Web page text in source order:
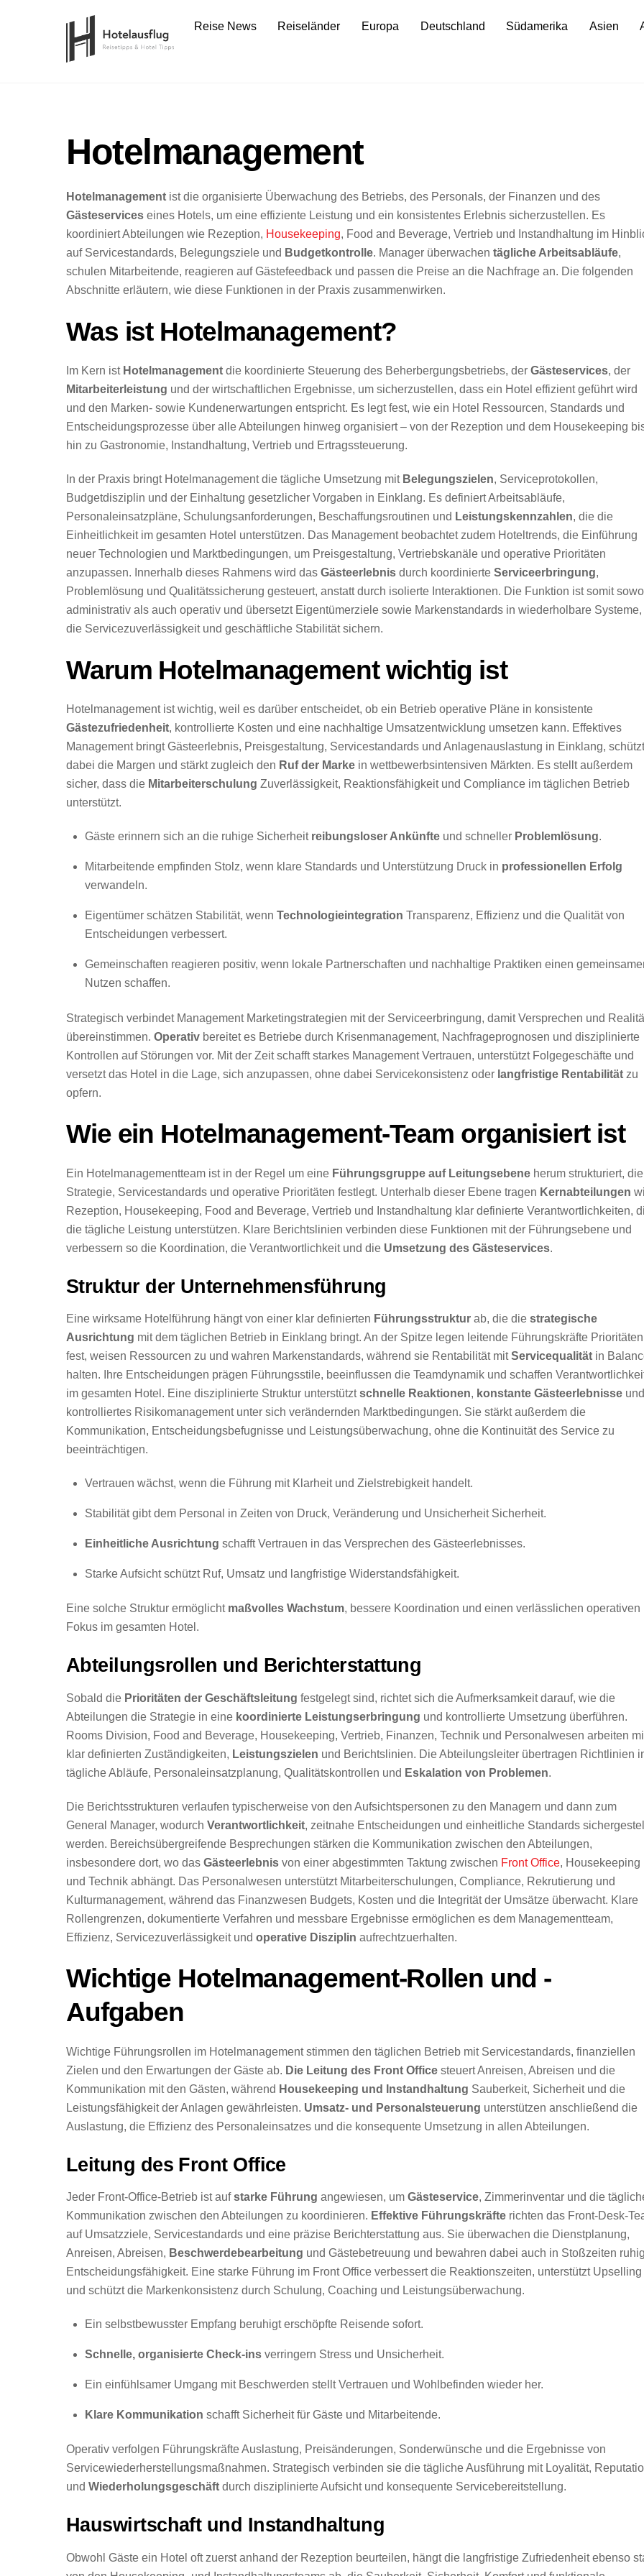
Reise News Reiseländer Europa Deutschland Südamerika Asien
Hotelmanagement
Hotelmanagement ist die organisierte Überwachung des Betriebs, des Personals, der Finanzen und des
Gästeservices eines Hotels, um eine effiziente Leistung und ein konsistentes Erlebnis sicherzustellen. Es
koordiniert Abteilungen wie Rezeption, Housekeeping, Food and Beverage, Vertrieb und Instandhaltung im
auf Servicestandards, Belegungsziele und Budgetkontrolle. Manager überwachen tägliche Arbeitsabläufe,
schulen Mitarbeitende, reagieren auf Gästefeedback und passen die Preise an die Nachfrage an. Die folgenden
Abschnitte erläutern, wie diese Funktionen in der Praxis zusammenwirken.
Was ist Hotelmanagement?
Im Kern ist Hotelmanagement die koordinierte Steuerung des Beherbergungsbetriebs, der Gästeservices, der
Mitarbeiterleistung und der wirtschaftlichen Ergebnisse, um sicherzustellen, dass ein Hotel effizient geführt wird
und den Marken- sowie Kundenerwartungen entspricht. Es legt fest, wie ein Hotel Ressourcen, Standards und
Entscheidungsprozesse über alle Abteilungen hinweg organisiert – von der Rezeption und dem Housekeeping
hin zu Gastronomie, Instandhaltung, Vertrieb und Ertragssteuerung.
In der Praxis bringt Hotelmanagement die tägliche Umsetzung mit Belegungszielen, Serviceprotokollen,
Budgetdisziplin und der Einhaltung gesetzlicher Vorgaben in Einklang. Es definiert Arbeitsabläufe,
Personaleinsatzpläne, Schulungsanforderungen, Beschaffungsroutinen und Leistungskennzahlen, die die
Einheitlichkeit im gesamten Hotel unterstützen. Das Management beobachtet zudem Hoteltrends, die Einführung
neuer Technologien und Marktbedingungen, um Preisgestaltung, Vertriebskanäle und operative Prioritäten
anzupassen. Innerhalb dieses Rahmens wird das Gästeerlebnis durch koordinierte Serviceerbringung,
Problemlösung und Qualitätssicherung gesteuert, anstatt durch isolierte Interaktionen. Die Funktion ist somit
administrativ als auch operativ und übersetzt Eigentümerziele sowie Markenstandards in wiederholbare Systeme,
die Servicezuverlässigkeit und geschäftliche Stabilität sichern.
Warum Hotelmanagement wichtig ist
Hotelmanagement ist wichtig, weil es darüber entscheidet, ob ein Betrieb operative Pläne in konsistente
Gästezufriedenheit, kontrollierte Kosten und eine nachhaltige Umsatzentwicklung umsetzen kann. Effektives
Management bringt Gästeerlebnis, Preisgestaltung, Servicestandards und Anlagenauslastung in Einklang, schützt
dabei die Margen und stärkt zugleich den Ruf der Marke in wettbewerbsintensiven Märkten. Es stellt außerdem
sicher, dass die Mitarbeiterschulung Zuverlässigkeit, Reaktionsfähigkeit und Compliance im täglichen Betrieb
unterstützt.
Gäste erinnern sich an die ruhige Sicherheit reibungsloser Ankünfteund schneller Problemlösung.
Mitarbeitende empfinden Stolz, wenn klare Standards und Unterstützung Druck in professionellen Erfolg
verwandeln.
Eigentümer schätzen Stabilität, wenn Technologieintegration Transparenz, Effizienz und die Qualität von
Entscheidungen verbessert.
Gemeinschaften reagieren positiv, wenn lokale Partnerschaften und nachhaltige Praktiken einen
Nutzen schaffen.
Strategisch verbindet Management Marketingstrategien mit der Serviceerbringung, damit Versprechen und
übereinstimmen. Operativ bereitet es Betriebe durch Krisenmanagement, Nachfrageprognosen und disziplinierte
Kontrollen auf Störungen vor. Mit der Zeit schafft starkes Management Vertrauen, unterstützt Folgegeschäfte und
versetzt das Hotel in die Lage, sich anzupassen, ohne dabei Servicekonsistenz oder langfristige Rentabilität zu
opfern.
Wie ein Hotelmanagement-Team organisiert ist
Ein Hotelmanagementteam ist in der Regel um eine Führungsgruppe auf Leitungsebene herum strukturiert, die
Strategie, Servicestandards und operative Prioritäten festlegt. Unterhalb dieser Ebene tragen Kernabteilungen
Rezeption, Housekeeping, Food and Beverage, Vertrieb und Instandhaltung klar definierte Verantwortlichkeiten,
die tägliche Leistung unterstützen. Klare Berichtslinien verbinden diese Funktionen mit der Führungsebene und
verbessern so die Koordination, die Verantwortlichkeit und die Umsetzung des Gästeservices.
Struktur der Unternehmensführung
Eine wirksame Hotelführung hängt von einer klar definierten Führungsstruktur ab, die die strategische
Ausrichtung mit dem täglichen Betrieb in Einklang bringt. An der Spitze legen leitende Führungskräfte Prioritäten
fest, weisen Ressourcen zu und wahren Markenstandards, während sie Rentabilität mitServicequalität in
halten. Ihre Entscheidungen prägen Führungsstile, beeinflussen die Teamdynamik und schaffen
im gesamten Hotel. Eine disziplinierte Struktur unterstütztschnelle Reaktionen, konstante Gästeerlebnisse und
kontrolliertes Risikomanagement unter sich verändernden Marktbedingungen. Sie stärkt außerdem die
Kommunikation, Entscheidungsbefugnisse und Leistungsüberwachung, ohne die Kontinuität des Service zu
beeinträchtigen.
Vertrauen wächst, wenn die Führung mit Klarheit und Zielstrebigkeit handelt.
Stabilität gibt dem Personal in Zeiten von Druck, Veränderung und Unsicherheit Sicherheit.
Einheitliche Ausrichtung schafft Vertrauen in das Versprechen des Gästeerlebnisses.
Starke Aufsicht schützt Ruf, Umsatz und langfristige Widerstandsfähigkeit.
Eine solche Struktur ermöglicht maßvolles Wachstum, bessere Koordination und einen verlässlichen operativen
Fokus im gesamten Hotel.
Abteilungsrollen und Berichterstattung
Sobald die Prioritäten der Geschäftsleitung festgelegt sind, richtet sich die Aufmerksamkeit darauf, wie die
Abteilungen die Strategie in eine koordinierte Leistungserbringung und kontrollierte Umsetzung überführen.
Rooms Division, Food and Beverage, Housekeeping, Vertrieb, Finanzen, Technik und Personalwesen arbeiten
klar definierten Zuständigkeiten, Leistungszielen und Berichtslinien. Die Abteilungsleiter übertragen Richtlinien
tägliche Abläufe, Personaleinsatzplanung, Qualitätskontrollen und Eskalation von Problemen.
Die Berichtsstrukturen verlaufen typischerweise von den Aufsichtspersonen zu den Managern und dann zum
General Manager, wodurch Verantwortlichkeit, zeitnahe Entscheidungen und einheitliche Standards
werden. Bereichsübergreifende Besprechungen stärken die Kommunikation zwischen den Abteilungen,
insbesondere dort, wo das Gästeerlebnis von einer abgestimmten Taktung zwischen Front Office, Housekeeping
und Technik abhängt. Das Personalwesen unterstützt Mitarbeiterschulungen, Compliance, Rekrutierung und
Kulturmanagement, während das Finanzwesen Budgets, Kosten und die Integrität der Umsätze überwacht. Klare
Rollengrenzen, dokumentierte Verfahren und messbare Ergebnisse ermöglichen es dem Managementteam,
Effizienz, Servicezuverlässigkeit und operative Disziplin aufrechtzuerhalten.
Wichtige Hotelmanagement-Rollen und -
Aufgaben
Wichtige Führungsrollen im Hotelmanagement stimmen den täglichen Betrieb mit Servicestandards, finanziellen
Zielen und den Erwartungen der Gäste ab. Die Leitung des Front Office steuert Anreisen, Abreisen und die
Kommunikation mit den Gästen, während Housekeeping und Instandhaltung Sauberkeit, Sicherheit und die
Leistungsfähigkeit der Anlagen gewährleisten. Umsatz- und Personalsteuerung unterstützen anschließend die
Auslastung, die Effizienz des Personaleinsatzes und die konsequente Umsetzung in allen Abteilungen.
Leitung des Front Office
Jeder Front-Office-Betrieb ist aufstarke Führung angewiesen, um Gästeservice, Zimmerinventar und die
Kommunikation zwischen den Abteilungen zu koordinieren. Effektive Führungskräfte richten das Front-Desk-
auf Umsatzziele, Servicestandards und eine präzise Berichterstattung aus. Sie überwachen die Dienstplanung,
Anreisen, Abreisen, Beschwerdebearbeitung und Gästebetreuung und bewahren dabei auch in Stoßzeiten
Entscheidungsfähigkeit. Eine starke Führung im Front Office verbessert die Reaktionszeiten, unterstützt Upselling
und schützt die Markenkonsistenz durch Schulung, Coaching und Leistungsüberwachung.
Ein selbstbewusster Empfang beruhigt erschöpfte Reisende sofort.
Schnelle, organisierte Check-insverringern Stress und Unsicherheit.
Ein einfühlsamer Umgang mit Beschwerden stellt Vertrauen und Wohlbefinden wieder her.
Klare Kommunikation schafft Sicherheit für Gäste und Mitarbeitende.
Operativ verfolgen Führungskräfte Auslastung, Preisänderungen, Sonderwünsche und die Ergebnisse von
Servicewiederherstellungsmaßnahmen. Strategisch verbinden sie die tägliche Ausführung mit Loyalität,
und Wiederholungsgeschäft durch disziplinierte Aufsicht und konsequente Servicebereitstellung.
Hauswirtschaft und Instandhaltung
Obwohl Gäste ein Hotel oft zuerst anhand der Rezeption beurteilen, hängt die langfristige Zufriedenheit ebenso